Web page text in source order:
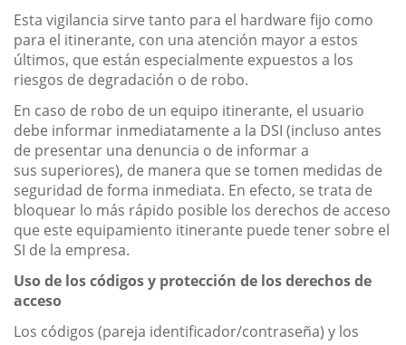
Esta vigilancia sirve tanto para el hardware fijo como
para el itinerante, con una atención mayor a estos
últimos, que están especialmente expuestos a los
riesgos de degradación o de robo.
En caso de robo de un equipo itinerante, el usuario
debe informar inmediatamente a la DSI (incluso antes
de presentar una denuncia o de informar a
sus superiores), de manera que se tomen medidas de
seguridad de forma inmediata. En efecto, se trata de
bloquear lo más rápido posible los derechos de acceso
que este equipamiento itinerante puede tener sobre el
SI de la empresa.
Uso de los códigos y protección de los derechos de
acceso
Los códigos (pareja identificador/contraseña) y los